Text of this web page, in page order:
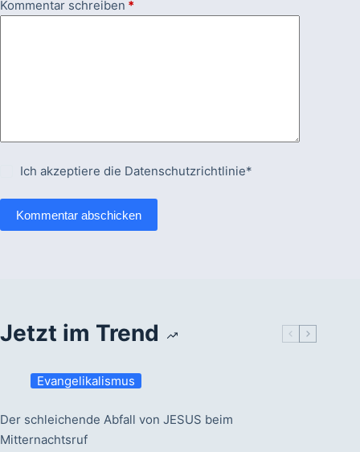
Kommentar schreiben *
Ich akzeptiere die Datenschutzrichtlinie*
Kommentar abschicken
Jetzt im Trend
Evangelikalismus
Der schleichende Abfall von JESUS beim
Mitternachtsruf